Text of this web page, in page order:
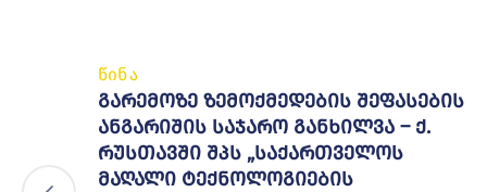
წინა
გარემოზე ზემოქმედების შეფასების
ანგარიშის საჯარო განხილვა – ქ.
რუსთავში შპს „საქართველოს
მაღალი ტექნოლოგიების